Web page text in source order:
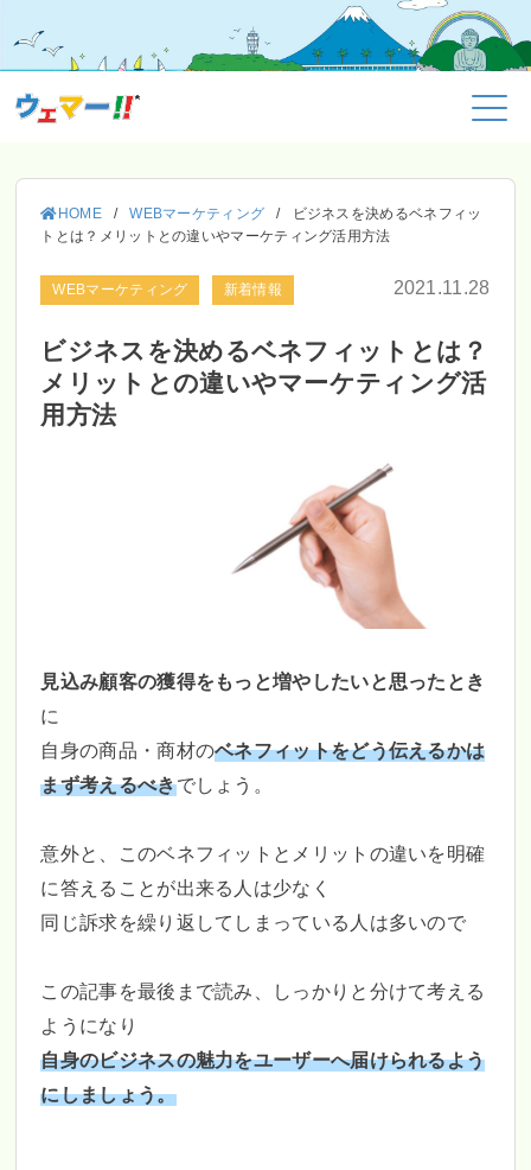
HOME / WEBマーケティング /
ビジネスを決めるベネフィッ
トとは？メリットとの違いやマーケティング活用方法
WEBマーケティング 新着情報 2021.11.28
ビジネスを決めるベネフィットとは？
メリットとの違いやマーケティング活
用方法
見込み顧客の獲得をもっと増やしたいと思ったとき
に
自身の商品・商材のベネフィットをどう伝えるかは
まず考えるべきでしょう。
意外と、このベネフィットとメリットの違いを明確
に答えることが出来る人は少なく
同じ訴求を繰り返してしまっている人は多いので
この記事を最後まで読み、しっかりと分けて考える
ようになり
自身のビジネスの魅力をユーザーへ届けられるよう
にしましょう。